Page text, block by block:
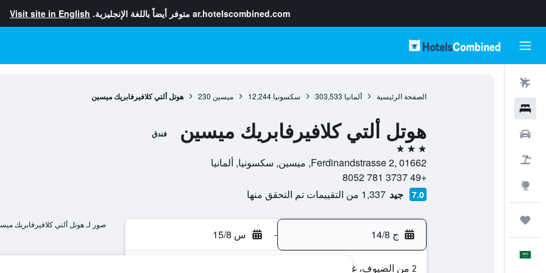
ar.hotelscombined.com متوفر أيضاً باللغة الإنجليزية. Visit site in English
الصفحة الرئيسية ألمانيا 303,533 سكسونيا 12,244 ميسين 230 هوتل ألتي كلافيرفابريك ميسين
هوتل ألتي كلافيرفابريك ميسين فندق
3 نجوم
Ferdinandstrasse 2, 01662, ميسين, سكسونيا, ألمانيا
+49 3737 781 8052
7.0 جيد 1,337 من التقييمات تم التحقق منها
ج 14/8 - س 15/8
2 من الضيوف، غرفة واحدة
صور لـ هوتل ألتي كلافيرفابريك